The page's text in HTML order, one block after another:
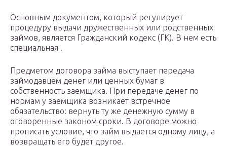
Основным документом, который регулирует
процедуру выдачи дружественных или родственных
займов, является Гражданский кодекс (ГК). В нем есть
специальная .
Предметом договора займа выступает передача
займодавцем денег или ценных бумаг в
собственность заемщика. При передаче денег по
нормам у заемщика возникает встречное
обязательство: вернуть ту же денежную сумму в
оговоренные законом сроки. В договоре можно
прописать условие, что займ выдается одному лицу, а
возвращать его будет другое.